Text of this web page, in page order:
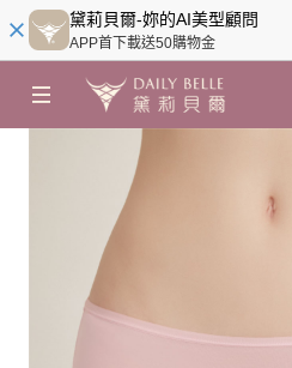
黛莉貝爾-妳的AI美型顧問
APP首下載送50購物金